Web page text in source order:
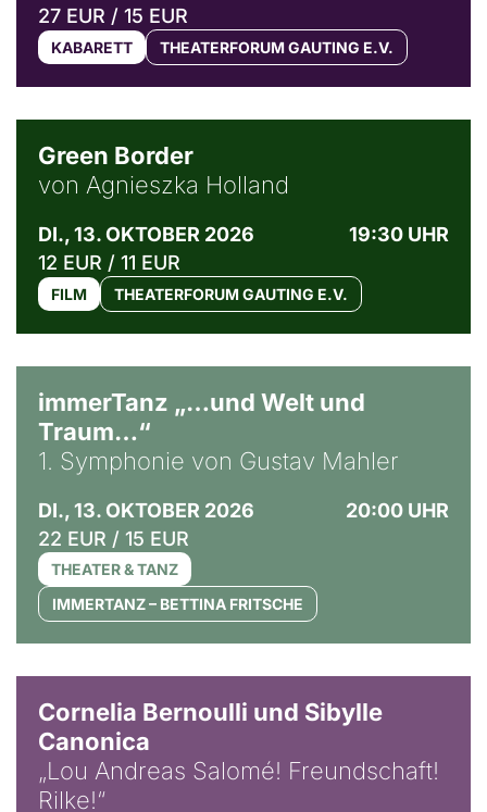
27 EUR / 15 EUR
KABARETT THEATERFORUM GAUTING E.V.
Green Border
von Agnieszka Holland
DI., 13. OKTOBER 2026
19:30 UHR
12 EUR / 11 EUR
FILM THEATERFORUM GAUTING E.V.
immerTanz „…und Welt und
Traum…“
1. Symphonie von Gustav Mahler
DI., 13. OKTOBER 2026
20:00 UHR
22 EUR / 15 EUR
THEATER & TANZ
IMMERTANZ – BETTINA FRITSCHE
Cornelia Bernoulli und Sibylle
Canonica
„Lou Andreas Salomé! Freundschaft!
Rilke!“